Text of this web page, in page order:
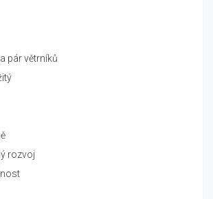
pár větrníků
rozvoj